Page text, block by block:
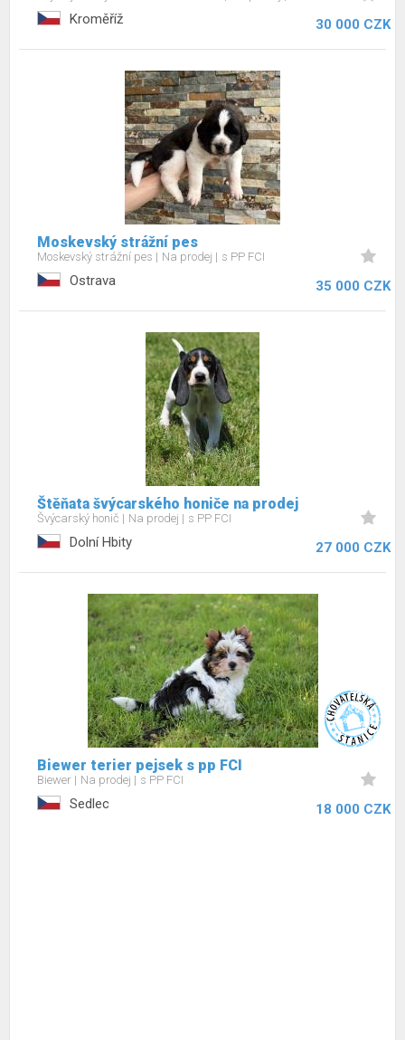
Kroměříž 30 000 CZK
Moskevský strážní pes
Moskevský strážní pes Na prodej s PP FCI
Ostrava 35 000 CZK
Štěňata švýcarského honiče na prodej
Švýcarský honič Na prodej s PP FCI
Dolní Hbity 27 000 CZK
Biewer terier pejsek s pp FCI
Biewer Na prodej s PP FCI
Sedlec 18 000 CZK